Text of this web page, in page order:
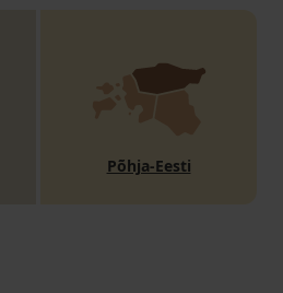
Põhja-Eesti